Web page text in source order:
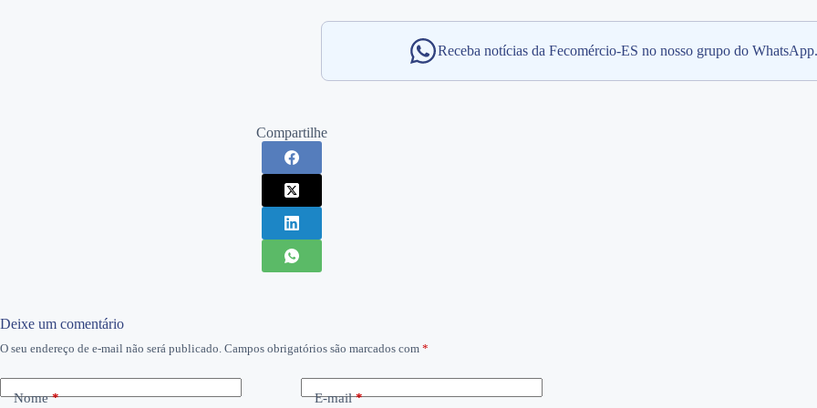
Receba notícias da Fecomércio-ES no nosso grupo do WhatsApp.
Compartilhe
Deixe um comentário
O seu endereço de e-mail não será publicado. Campos obrigatórios são marcados com *
Nome* E-mail*